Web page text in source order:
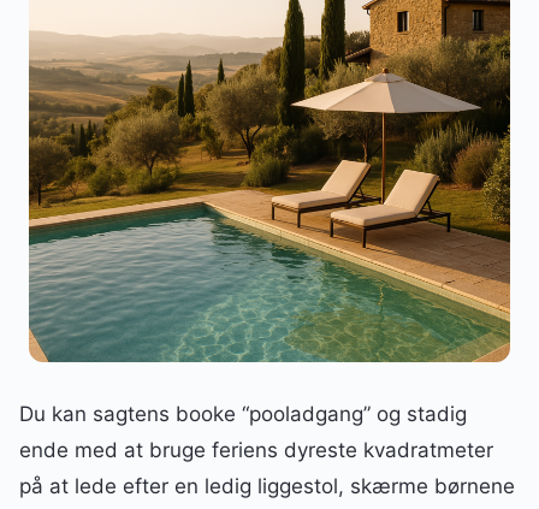
Du kan sagtens booke “pooladgang” og stadig
ende med at bruge feriens dyreste kvadratmeter
på at lede efter en ledig liggestol, skærme børnene